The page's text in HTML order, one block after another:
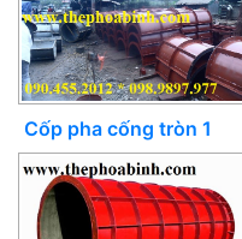
Cốp pha cống tròn 1